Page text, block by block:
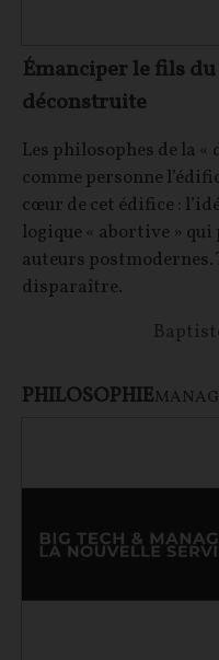
Émanciper le fils
déconstruite
Les philosophes de la
comme personne
cœur de cet édifice :
logique « abortive » qui
auteurs
disparaître.
PHILOSOPHIE